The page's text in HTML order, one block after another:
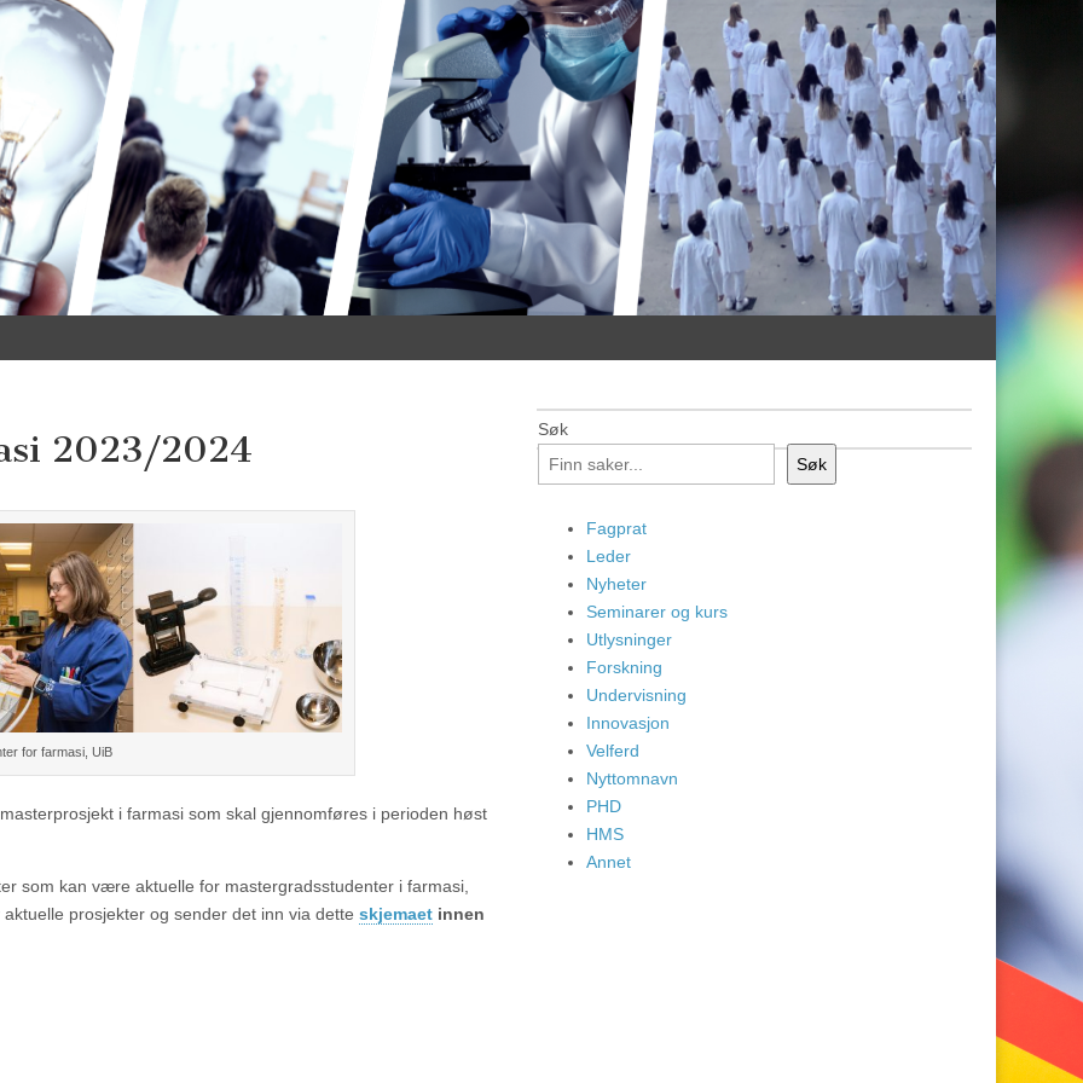
2023/2024
for farmasi, UiB
i farmasi som skal gjennomføres i perioden høst
som kan være aktuelle for mastergradsstudenter i farmasi,
prosjekter og sender det inn via dette skjemaet innen
Søk
Søk
Fagprat
Leder
Nyheter
Seminarer og kurs
Utlysninger
Forskning
Undervisning
Innovasjon
Velferd
Nyttomnavn
PHD
HMS
Annet